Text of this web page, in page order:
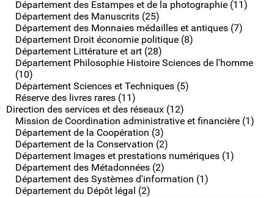
Département des Estampes et de la photographie (11)
Département des Manuscrits (25)
Département des Monnaies médailles et antiques (7)
Département Droit économie politique (8)
Département Littérature et art (28)
Département Philosophie Histoire Sciences de l'homme
(10)
Département Sciences et Techniques (5)
Réserve des livres rares (11)
Direction des services et des réseaux (12)
Mission de Coordination administrative et financière (1)
Département de la Coopération (3)
Département de la Conservation (2)
Département Images et prestations numériques (1)
Département des Métadonnées (2)
Département des Systèmes d'information (1)
Département du Dépôt légal (2)